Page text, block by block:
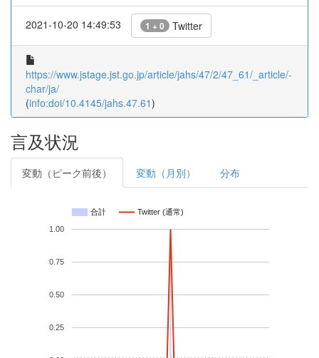
2021-10-20 14:49:53 1 + 0 Twitter
https://www.jstage.jst.go.jp/article/jahs/47/2/47_61/_article/-
char/ja/
(info:doi/10.4145/jahs.47.61)
言及状況
変動（ピーク前後） 変動（月別） 分布
合計 Twitter (通常)
0.25
0.50
0.75
1.00